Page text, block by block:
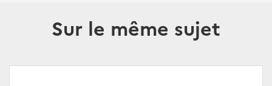
Sur le même sujet